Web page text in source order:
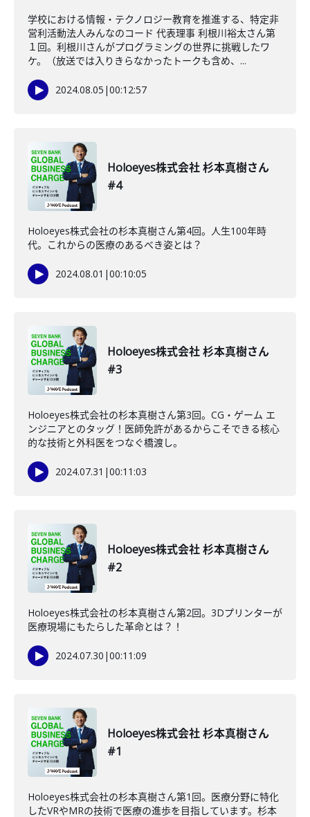
学校における情報・テクノロジー教育を推進する、特定非
営利活動法人みんなのコード 代表理事 利根川裕太さん第
１回。利根川さんがプログラミングの世界に挑戦したワ
ケ。（放送では入りきらなかったトークも含め、...
2024.08.05 |00:12:57
Holoeyes株式会社 杉本真樹さん
#4
Holoeyes株式会社の杉本真樹さん第4回。人生100年時
代。これからの医療のあるべき姿とは？
2024.08.01 |00:10:05
Holoeyes株式会社 杉本真樹さん
#3
Holoeyes株式会社の杉本真樹さん第3回。CG・ゲーム エ
ンジニアとのタッグ！医師免許があるからこそできる核心
的な技術と外科医をつなぐ橋渡し。
2024.07.31 |00:11:03
Holoeyes株式会社 杉本真樹さん
#2
Holoeyes株式会社の杉本真樹さん第2回。3Dプリンターが
医療現場にもたらした革命とは？！
2024.07.30 |00:11:09
Holoeyes株式会社 杉本真樹さん
#1
Holoeyes株式会社の杉本真樹さん第1回。医療分野に特化
したVRやMRの技術で医療の進歩を目指しています。杉本